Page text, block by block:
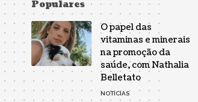
Populares
O papel das
vitaminas e minerais
na promoção da
saúde, com Nathalia
Belletato
NOTÍCIAS